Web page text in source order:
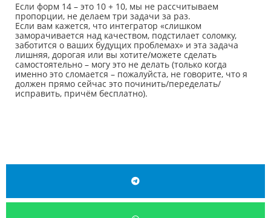
Если форм 14 – это 10 + 10, мы не рассчитываем
пропорции, не делаем три задачи за раз.
Если вам кажется, что интегратор «слишком
заморачивается над качеством, подстилает соломку,
заботится о ваших будущих проблемах» и эта задача
лишняя, дорогая или вы хотите/можете сделать
самостоятельно – могу это не делать (только когда
именно это сломается – пожалуйста, не говорите, что я
должен прямо сейчас это починить/переделать/
исправить, причём бесплатно).